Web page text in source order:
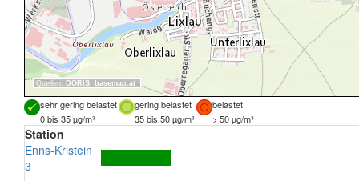
Quellen: DORIS, basemap.at
sehr gering belastet gering belastet
belastet
0 bis 35 µg/m³
35 bis 50 µg/m³ > 50 µg/m³
Station
Enns-Kristein
3